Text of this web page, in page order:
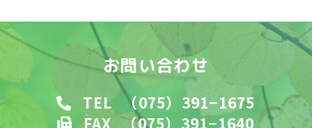
お問い合わせ
TEL （075）391−1675
FAX
（075）391−1640